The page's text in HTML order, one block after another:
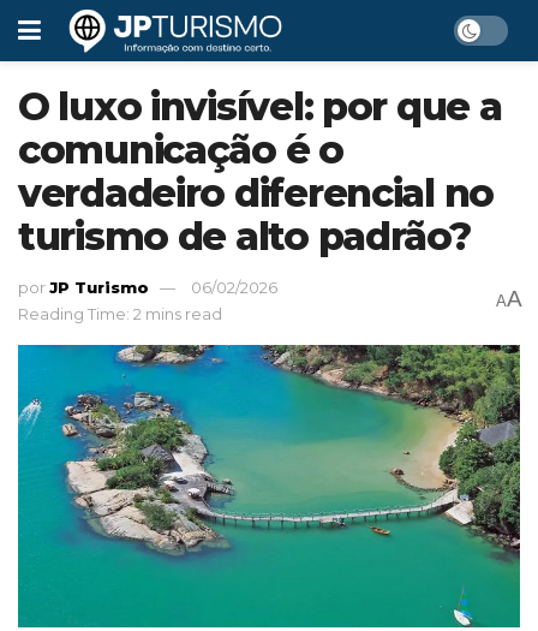
O luxo invisível: por que a
comunicação é o
verdadeiro diferencial no
turismo de alto padrão?
porJP Turismo
06/02/2026
Reading Time: 2 mins read
AA